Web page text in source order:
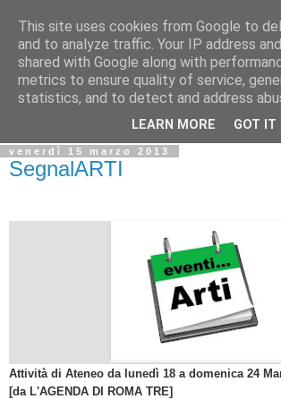
Biblio@rti in
Il Blog della Biblioteca di Area delle arti
informazioni iniziative incontri
venerdì 15 marzo 2013
SegnalARTI
Attività di Ateneo da lunedì 18 a domenica 24
[da L'AGENDA DI ROMA TRE]
This site uses cookies from Google to
and to analyze traffic. Your IP address
shared with Google along with
metrics to ensure quality of service,
statistics, and to detect and address
LEARN MORE GOT IT